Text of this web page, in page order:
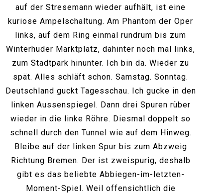
auf der Stresemann wieder aufhält, ist eine
kuriose Ampelschaltung. Am Phantom der Oper
links, auf dem Ring einmal rundrum bis zum
Winterhuder Marktplatz, dahinter noch mal links,
zum Stadtpark hinunter. Ich bin da. Wieder zu
spät. Alles schläft schon. Samstag. Sonntag.
Deutschland guckt Tagesschau. Ich gucke in den
linken Aussenspiegel. Dann drei Spuren rüber
wieder in die linke Röhre. Diesmal doppelt so
schnell durch den Tunnel wie auf dem Hinweg.
Bleibe auf der linken Spur bis zum Abzweig
Richtung Bremen. Der ist zweispurig, deshalb
gibt es das beliebte Abbiegen-im-letzten-
Moment-Spiel. Weil offensichtlich die